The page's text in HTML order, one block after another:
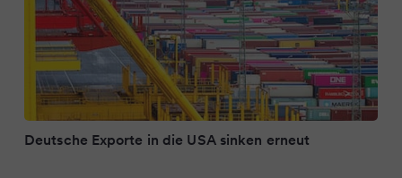
Deutsche Exporte in die USA sinken erneut